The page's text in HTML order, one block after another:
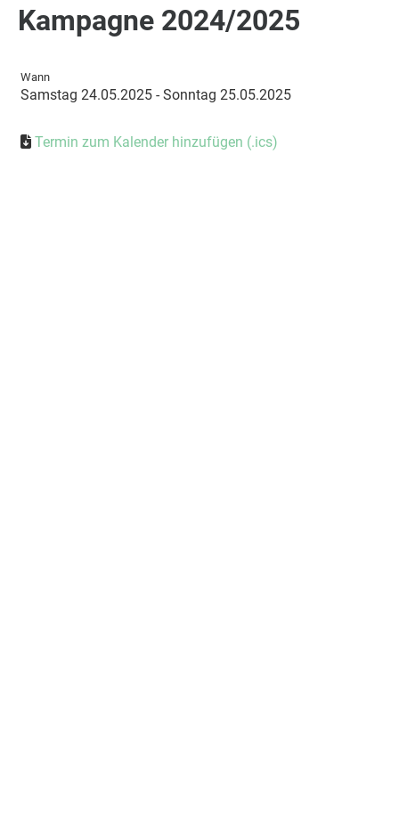
Kampagne 2024/2025
Wann
Samstag 24.05.2025 - Sonntag 25.05.2025
Termin zum Kalender hinzufügen (.ics)